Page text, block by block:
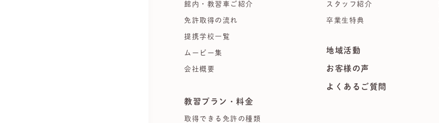
館内・教習車ご紹介
免許取得の流れ
提携学校一覧
ムービー集
会社概要
教習プラン・料金
取得できる免許の種類
スタッフ紹介
卒業生特典
地域活動
お客様の声
よくあるご質問